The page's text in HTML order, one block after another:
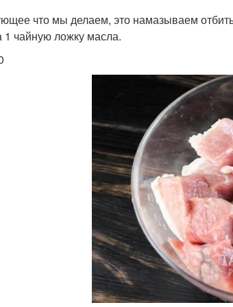
что мы делаем, это намазываем
1 чайную ложку масла.